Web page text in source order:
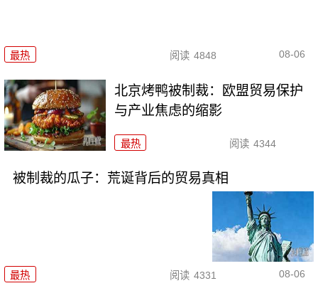
最热 阅读 4848 08-06
北京烤鸭被制裁：欧盟贸易保护
与产业焦虑的缩影
最热 阅读 4344
被制裁的瓜子：荒诞背后的贸易真相
最热 阅读 4331 08-06